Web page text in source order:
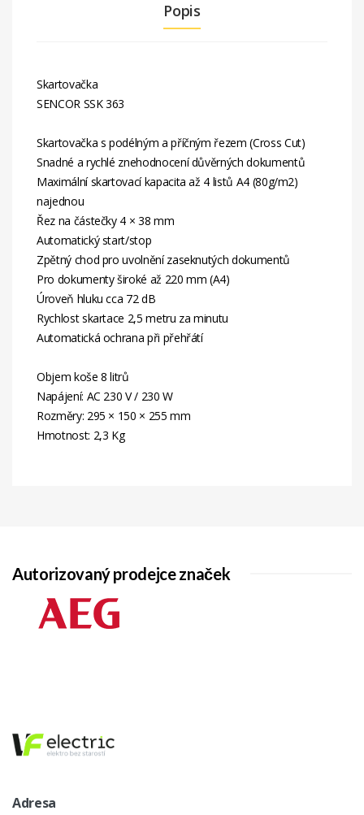
Popis
Skartovačka
SENCOR SSK 363
Skartovačka s podélným a příčným řezem (Cross Cut)
Snadné a rychlé znehodnocení důvěrných dokumentů
Maximální skartovací kapacita až 4 listů A4 (80g/m2)
najednou
Řez na částečky 4 × 38 mm
Automatický start/stop
Zpětný chod pro uvolnění zaseknutých dokumentů
Pro dokumenty široké až 220 mm (A4)
Úroveň hluku cca 72 dB
Rychlost skartace 2,5 metru za minutu
Automatická ochrana při přehřátí
Objem koše 8 litrů
Napájení: AC 230 V / 230 W
Rozměry: 295 × 150 × 255 mm
Hmotnost: 2,3 Kg
Autorizovaný prodejce značek
Adresa